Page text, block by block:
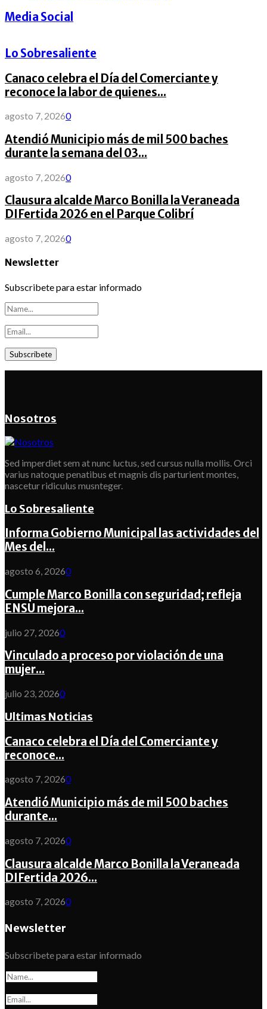
Media Social
Lo Sobresaliente
Canaco celebra el Día del Comerciante y
reconoce la labor de quienes...
agosto 7, 20260
Atendió Municipio más de mil 500 baches
durante la semana del 03...
agosto 7, 20260
Clausura alcalde Marco Bonilla la Veraneada
DIFertida 2026 en el Parque Colibrí
agosto 7, 20260
Newsletter
Subscribete para estar informado
Nosotros
Sed imperdiet sem at nunc luctus, sed cursus nulla mollis. Orci
varius natoque penatibus et magnis dis parturient montes,
nascetur ridiculus musnteger.
Lo Sobresaliente
Informa Gobierno Municipal las actividades del
Mes del...
agosto 6, 20260
Cumple Marco Bonilla con seguridad; refleja
ENSU mejora...
julio 27, 20260
Vinculado a proceso por violación de una
mujer...
julio 23, 20260
Ultimas Noticias
Canaco celebra el Día del Comerciante y
reconoce...
agosto 7, 20260
Atendió Municipio más de mil 500 baches
durante...
agosto 7, 20260
Clausura alcalde Marco Bonilla la Veraneada
DIFertida 2026...
agosto 7, 20260
Newsletter
Subscribete para estar informado